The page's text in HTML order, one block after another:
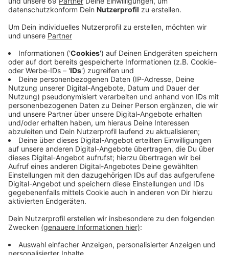
Einstiegsmodelle der Lastenfahrrädern. Die sind
meist keine sogenannt "Neigetechnik" installiert
haben, die das Gefährt stabiler bei Kurven- und
plötzlichen Lenkmanövern macht. Ohne Neigetechnik
ist das für die Kinder vorne im Korb besonders
gefährlich, sagt Unfall-Forscherin Kirstin Zeidler: "Die
mangelnde Stabilität führt dazu, dass das Rad kippt
und wenn es dann kippt, dann ist das Hauptproblem
der fehlende Schutz für das Kind, um nicht auf den
Asphalt zu schlagen." Denn Kopf und Oberkörper sind
im Lastenfahrrad ungeschützt, und auch die Sitzbänke
und seien nicht ausreichend so die Unfall-Forscher.
Anzeige
Anzeige